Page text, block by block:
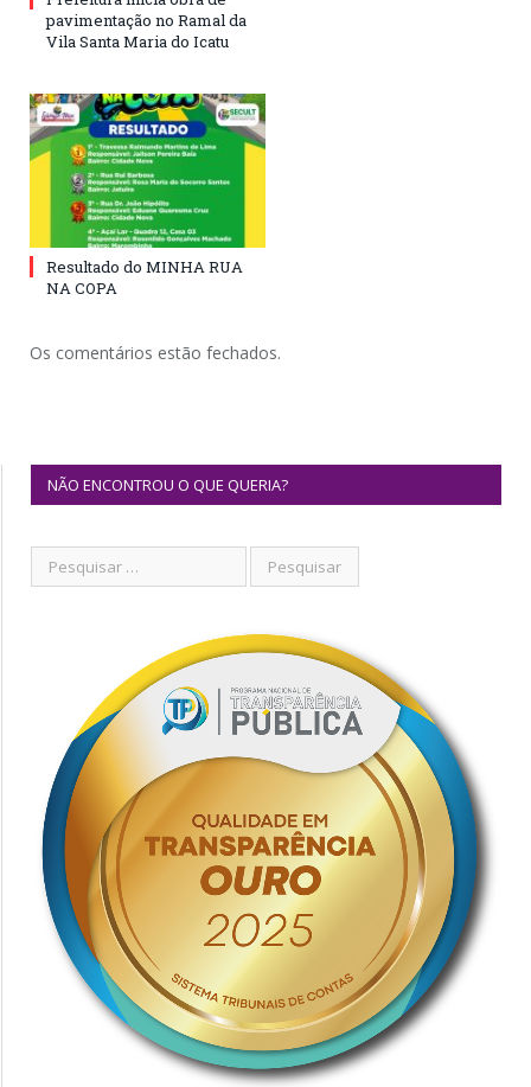
pavimentação no Ramal da
Vila Santa Maria do Icatu
Resultado do MINHA RUA
NA COPA
Os comentários estão fechados.
NÃO ENCONTROU O QUE QUERIA?